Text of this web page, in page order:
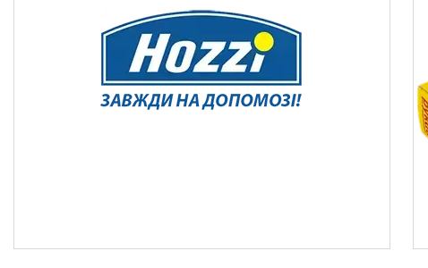
Серветки та ганчірки для
Губки кухонні для миття посуду
та поверхонь, мочалки для